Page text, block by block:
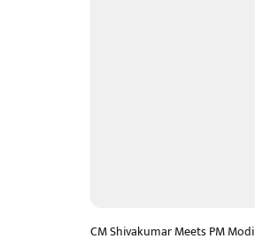
CM Shivakumar Meets PM Modi